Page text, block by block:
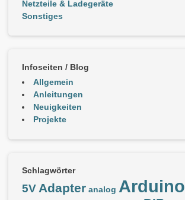
Netzteile & Ladegeräte
Sonstiges
Infoseiten / Blog
Allgemein
Anleitungen
Neuigkeiten
Projekte
Schlagwörter
5V Adapter analog Arduino